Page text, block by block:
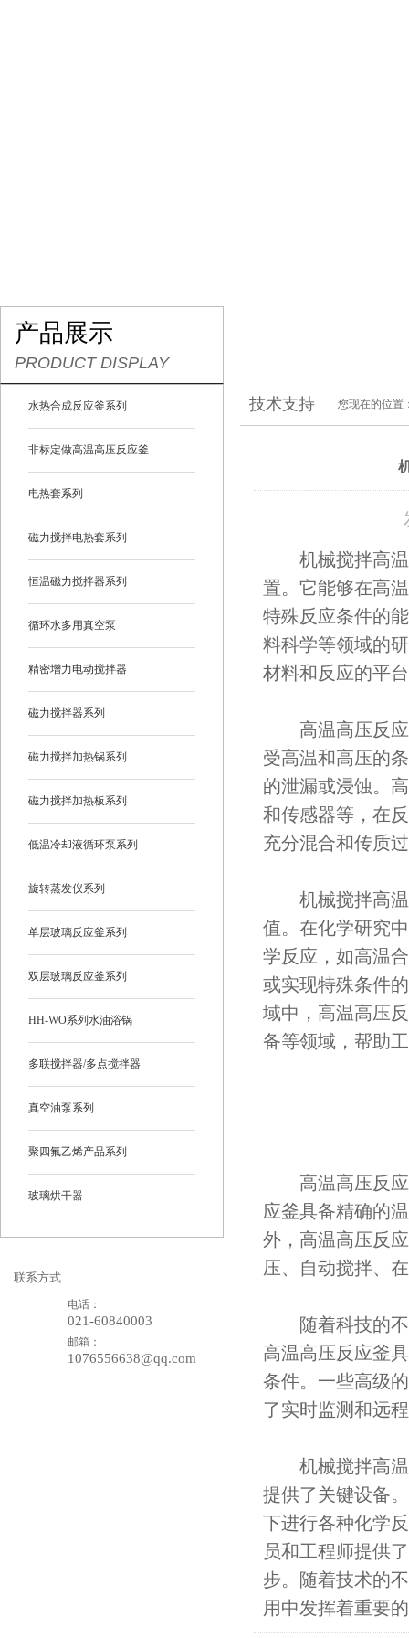
产品展示
PRODUCT DISPLAY
水热合成反应釜系列
非标定做高温高压反应釜
电热套系列
磁力搅拌电热套系列
恒温磁力搅拌器系列
循环水多用真空泵
精密增力电动搅拌器
磁力搅拌器系列
磁力搅拌加热锅系列
磁力搅拌加热板系列
低温冷却液循环泵系列
旋转蒸发仪系列
单层玻璃反应釜系列
双层玻璃反应釜系列
HH-WO系列水油浴锅
多联搅拌器/多点搅拌器
真空油泵系列
聚四氟乙烯产品系列
玻璃烘干器
联系方式
电话：
021-60840003
邮箱：
1076556638@qq.com
技术支持 您现在的位置
机械搅拌高温
置。它能够在高
特殊反应条件的
料科学等领域的
材料和反应的平
高温高压反应
受高温和高压的
的泄漏或浸蚀。
和传感器等，在
充分混合和传质
机械搅拌高
值。在化学研究
学反应，如高温
或实现特殊条件
域中，高温高压
备等领域，帮助
高温高压反应
应釜具备精确的
外，高温高压反
压、自动搅拌、
随着科技的不
高温高压反应釜
条件。一些高级
了实时监测和远
机械搅拌高温
提供了关键设备
下进行各种化学
员和工程师提供
步。随着技术的
用中发挥着重要